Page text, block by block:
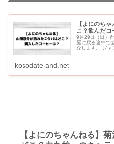
【よにのち
こ？飲んだコ
9月29日（日）
屋に戻る途中で
介します。 ジャンケンに勝った山田涼介くんが3人分のコ
kosodate-and.net
【よにのちゃんねる】